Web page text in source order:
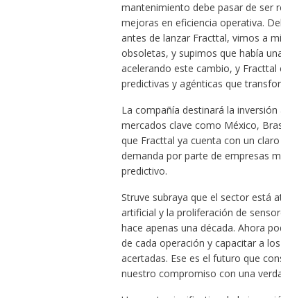
mantenimiento debe pasar de ser
mejoras en eficiencia operativa.
antes de lanzar Fracttal, vimos a
obsoletas, y supimos que había
acelerando este cambio, y
predictivas y agénticas que
La compañía destinará la
mercados clave como México,
que Fracttal ya cuenta con un
demanda por parte de empresas
predictivo.
Struve subraya que el sector está
artificial y la proliferación de
hace apenas una década. Ahora
de cada operación y capacitar a
acertadas. Ese es el futuro que
nuestro compromiso con una